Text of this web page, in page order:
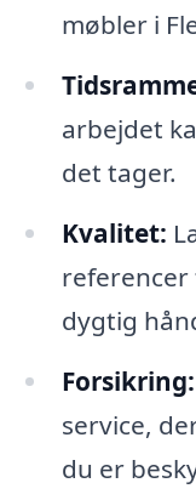
møbler i
arbejdet
det tager.
Kvalitet:
dygtig
Forsikring:
service,
du er